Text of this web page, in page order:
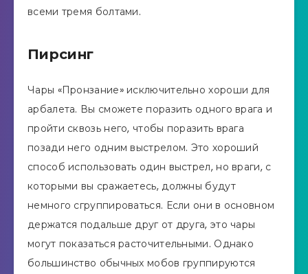
всеми тремя болтами.
Пирсинг
Чары «Пронзание» исключительно хороши для
арбалета. Вы сможете поразить одного врага и
пройти сквозь него, чтобы поразить врага
позади него одним выстрелом. Это хороший
способ использовать один выстрел, но враги, с
которыми вы сражаетесь, должны будут
немного сгруппироваться. Если они в основном
держатся подальше друг от друга, это чары
могут показаться расточительными. Однако
большинство обычных мобов группируются